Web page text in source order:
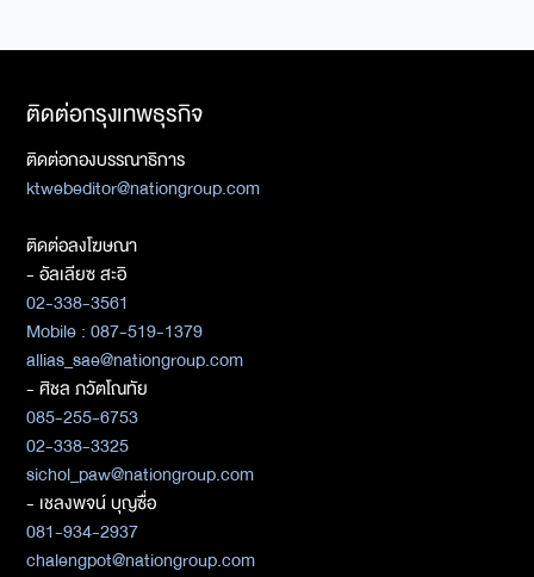
ติดต่อกรุงเทพธุรกิจ
ติดต่อกองบรรณาธิการ
ktwebeditor@nationgroup.com
ติดต่อลงโฆษณา
- อัลเลียซ สะอิ
02-338-3561
Mobile : 087-519-1379
allias_sae@nationgroup.com
- ศิชล ภวัตโณทัย
085-255-6753
02-338-3325
sichol_paw@nationgroup.com
- เชลงพจน์ บุญซื่อ
081-934-2937
chalengpot@nationgroup.com